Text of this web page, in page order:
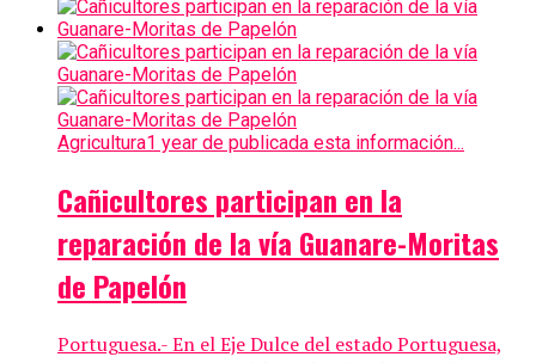
Agricultura1 year de publicada esta información...
Cañicultores participan en la
reparación de la vía Guanare-Moritas
de Papelón
Portuguesa.- En el Eje Dulce del estado Portuguesa,